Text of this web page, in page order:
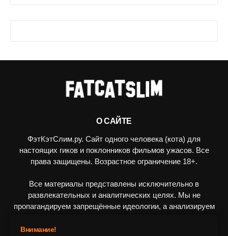
О САЙТЕ
ФэтКэтСлим.ру. Сайт одного человека (кота) для
настоящих гиков и поклонников фильмов ужасов. Все
права защищены. Возрастное ограничение 18+.
Все материалы представлены исключительно в
развлекательных и аналитических целях. Мы не
пропагандируем запрещённые идеологии, а анализируем
Внимание!